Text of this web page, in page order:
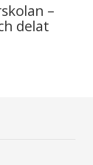
–
delat